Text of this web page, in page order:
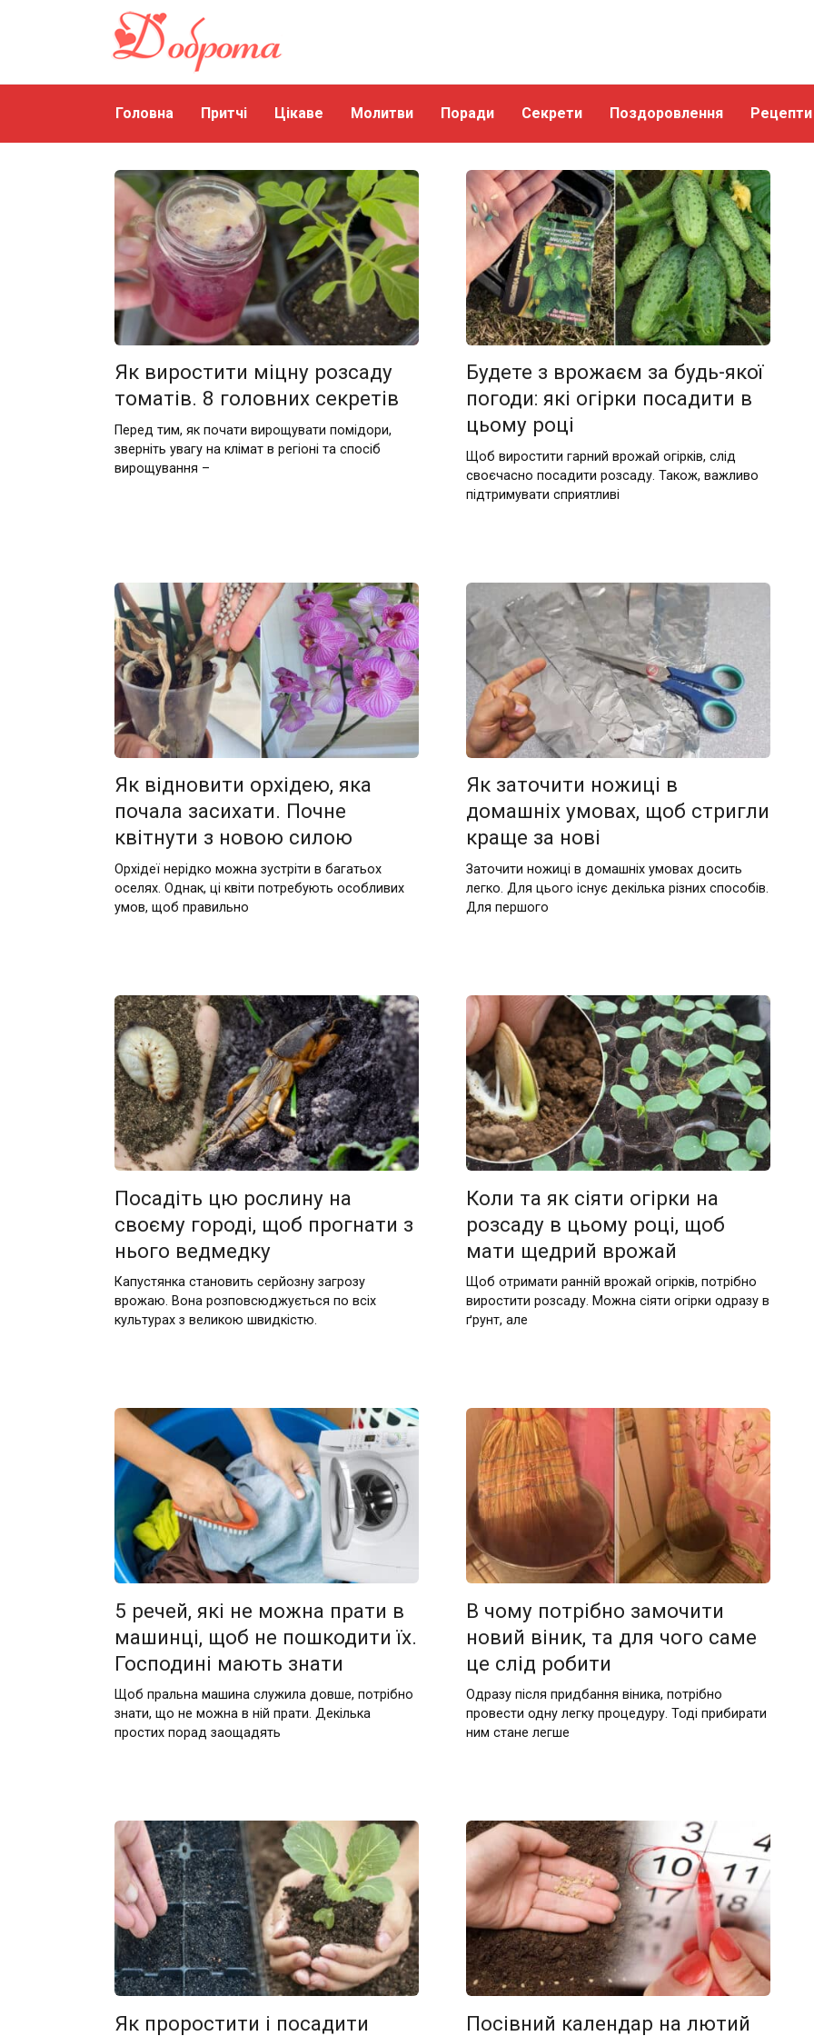
Головна Притчі Цікаве Молитви Поради Секрети Поздоровлення Рецепти
Як виростити міцну розсаду
томатів. 8 головних секретів
Перед тим, як почати вирощувати помідори,
зверніть увагу на клімат в регіоні та спосіб
вирощування –
Будете з врожаєм за будь-якої
погоди: які огірки посадити в
цьому році
Щоб виростити гарний врожай огірків, слід
своєчасно посадити розсаду. Також, важливо
підтримувати сприятливі
Як відновити орхідею, яка
почала засихати. Почне
квітнути з новою силою
Орхідеї нерідко можна зустріти в багатьох
оселях. Однак, ці квіти потребують особливих
умов, щоб правильно
Як заточити ножиці в
домашніх умовах, щоб стригли
краще за нові
Заточити ножиці в домашніх умовах досить
легко. Для цього існує декілька різних способів.
Для першого
Посадіть цю рослину на
своєму городі, щоб прогнати з
нього ведмедку
Капустянка становить серйозну загрозу
врожаю. Вона розповсюджується по всіх
культурах з великою швидкістю.
Коли та як сіяти огірки на
розсаду в цьому році, щоб
мати щедрий врожай
Щоб отримати ранній врожай огірків, потрібно
виростити розсаду. Можна сіяти огірки одразу в
ґрунт, але
5 речей, які не можна прати в
машинці, щоб не пошкодити їх.
Господині мають знати
Щоб пральна машина служила довше, потрібно
знати, що не можна в ній прати. Декілька
простих порад заощадять
В чому потрібно замочити
новий віник, та для чого саме
це слід робити
Одразу після придбання віника, потрібно
провести одну легку процедуру. Тоді прибирати
ним стане легше
Як проростити і посадити Посівний календар на лютий